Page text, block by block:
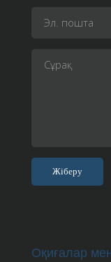
Оқиғалар